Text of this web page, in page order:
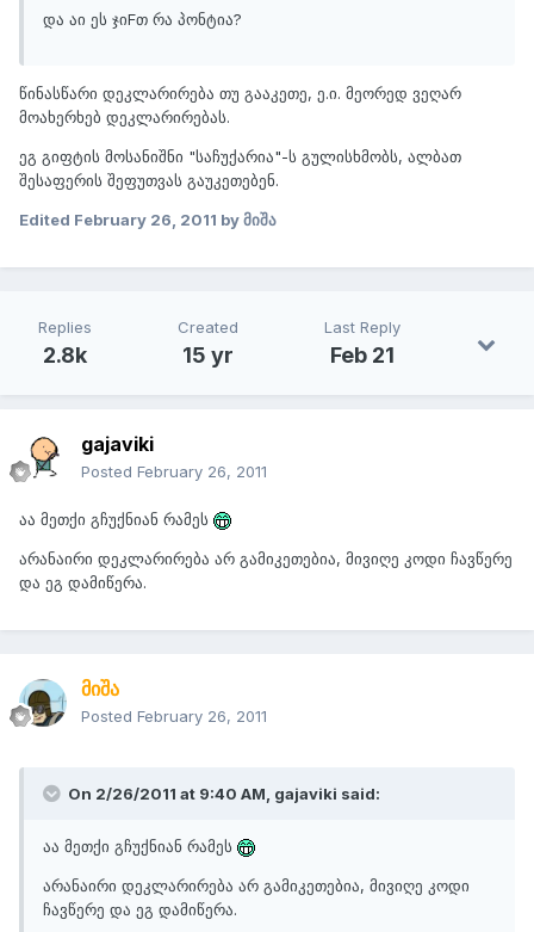
და აი ეს ჯიFთ რა პონტია?
წინასწარი დეკლარირება თუ გააკეთე, ე.ი. მეორედ ვეღარ
მოახერხებ დეკლარირებას.
ეგ გიფტის მოსანიშნი "საჩუქარია"-ს გულისხმობს, ალბათ
შესაფერის შეფუთვას გაუკეთებენ.
Edited February 26, 2011 by მიშა
Replies
2.8k
Created
15 yr
Last Reply
Feb 21
gajaviki
Posted February 26, 2011
აა მეთქი გჩუქნიან რამეს
არანაირი დეკლარირება არ გამიკეთებია, მივიღე კოდი ჩავწერე
და ეგ დამიწერა.
მიშა
Posted February 26, 2011
On 2/26/2011 at 9:40 AM, gajaviki said:
აა მეთქი გჩუქნიან რამეს
არანაირი დეკლარირება არ გამიკეთებია, მივიღე კოდი
ჩავწერე და ეგ დამიწერა.